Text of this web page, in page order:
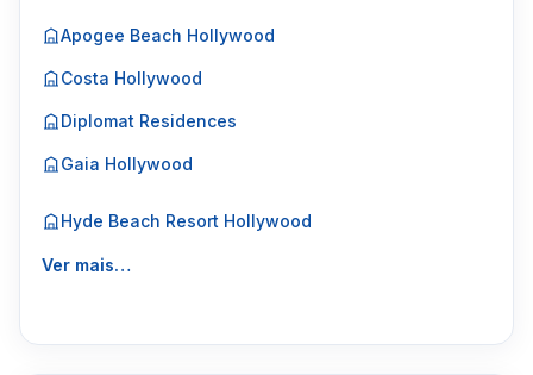
Apogee Beach Hollywood
Costa Hollywood
Diplomat Residences
Gaia Hollywood
Hyde Beach Resort Hollywood
Ver mais…